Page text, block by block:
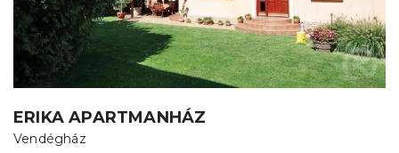
ERIKA APARTMANHÁZ
Vendégház